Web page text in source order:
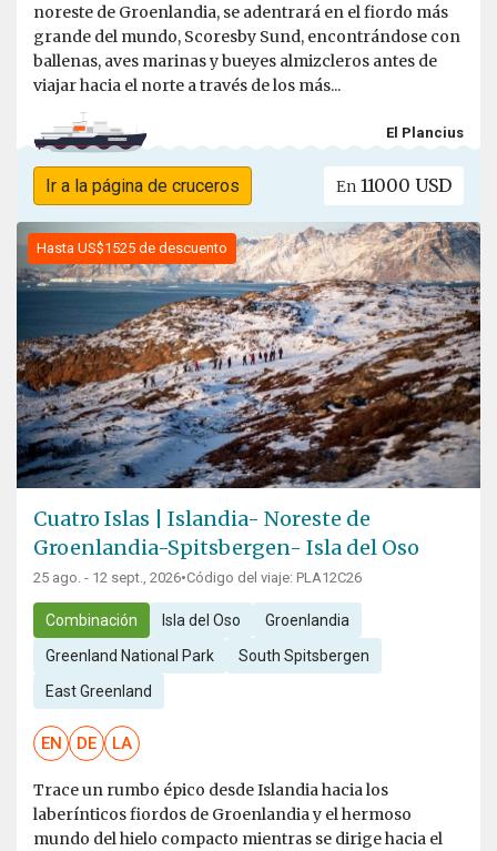
noreste de Groenlandia, se adentrará en el fiordo más
grande del mundo, Scoresby Sund, encontrándose con
ballenas, aves marinas y bueyes almizcleros antes de
viajar hacia el norte a través de los más...
El Plancius
Ir a la página de cruceros En 11000 USD
Hasta US$1525 de descuento
Cuatro Islas | Islandia- Noreste de
Groenlandia-Spitsbergen- Isla del Oso
25 ago. - 12 sept., 2026•Código del viaje: PLA12C26
Combinación Isla del Oso Groenlandia
Greenland National Park South Spitsbergen
East Greenland
EN DE LA
Trace un rumbo épico desde Islandia hacia los
laberínticos fiordos de Groenlandia y el hermoso
mundo del hielo compacto mientras se dirige hacia el